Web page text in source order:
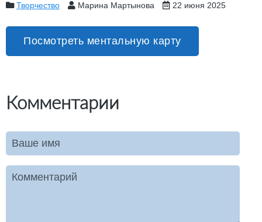
Творчество Марина Мартынова 22 июня 2025
Посмотреть ментальную карту
Комментарии
Ваше имя
Комментарий